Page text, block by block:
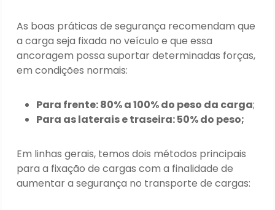
As boas práticas de segurança recomendam que
a carga seja fixada no veículo e que essa
ancoragem possa suportar determinadas forças,
em condições normais:
Para frente: 80% a 100% do peso da carga;
Para as laterais e traseira: 50% do peso;
Em linhas gerais, temos dois métodos principais
para a fixação de cargas com a finalidade de
aumentar a segurança no transporte de cargas: